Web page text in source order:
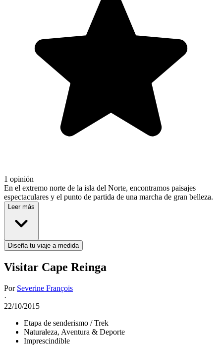
1 opinión
En el extremo norte de la isla del Norte, encontramos paisajes
espectaculares y el punto de partida de una marcha de gran belleza.
Leer más
Diseña tu viaje a medida
Visitar Cape Reinga
Por Severine François
·
22/10/2015
Etapa de senderismo / Trek
Naturaleza, Aventura & Deporte
Imprescindible